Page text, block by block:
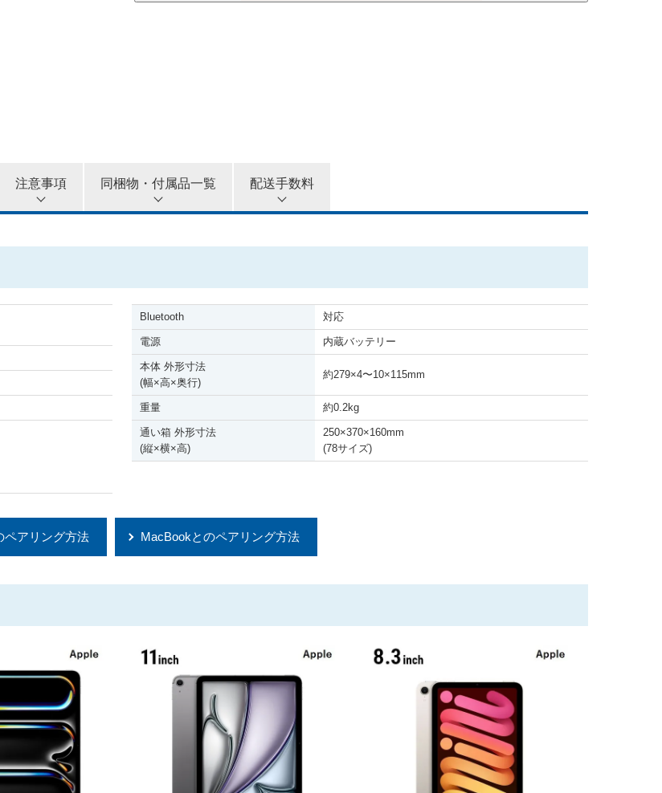
注意事項 同梱物・付属品一覧 配送手数料
Bluetooth 対応
電源 内蔵バッテリー
本体 外形寸法
(幅×高×奥行)
約279×4〜10×115mm
重量 約0.2kg
通い箱 外形寸法
(縦×横×高)
250×370×160mm
(78サイズ)
ペアリング方法 MacBookとのペアリング方法